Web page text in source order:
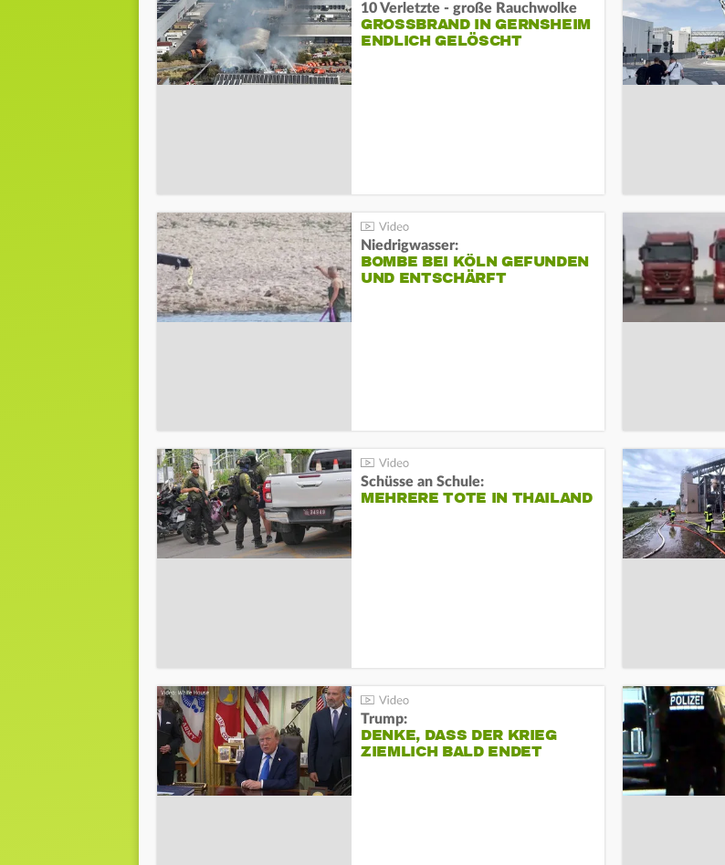
10 Verletzte - große Rauchwolke
GROSSBRAND IN GERNSHEIM E
NDLICH GELÖSCHT
Niedrigwasser:
BOMBE BEI KÖLN GEFUNDEN
UND ENTSCHÄRFT
Schüsse an Schule:
MEHRERE TOTE IN THAILAND
Trump:
DENKE, DASS DER KRIEG
ZIEMLICH BALD ENDET